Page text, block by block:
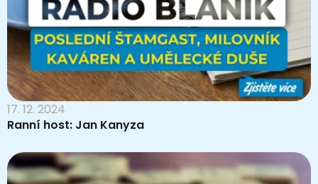
17. 12. 2024
Ranní host: Jan Kanyza